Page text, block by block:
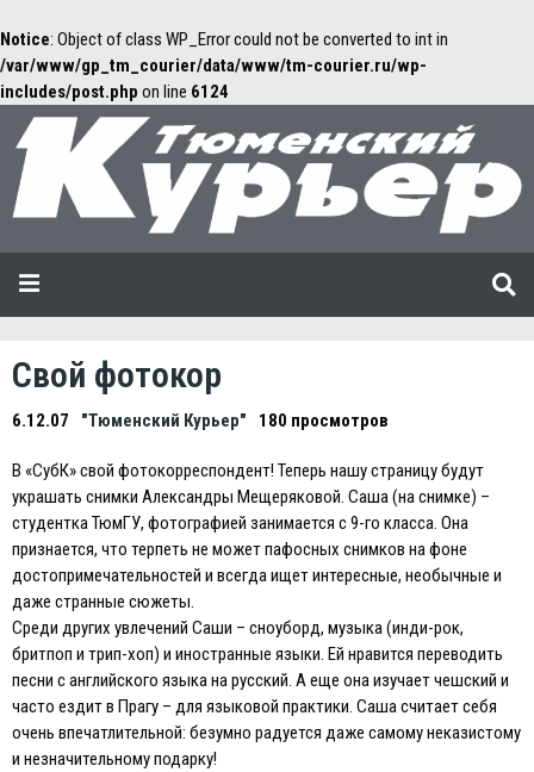
Notice: Object of class WP_Error could not be converted to int in
/var/www/gp_tm_courier/data/www/tm-courier.ru/wp-
includes/post.php on line 6124
Свой фотокор
6.12.07 "Тюменский Курьер" 180 просмотров
В «СубК» свой фотокорреспондент! Теперь нашу страницу будут
украшать снимки Александры Мещеряковой. Саша (на снимке) –
студентка ТюмГУ, фотографией занимается с 9-го класса. Она
признается, что терпеть не может пафосных снимков на фоне
достопримечательностей и всегда ищет интересные, необычные и
даже странные сюжеты.
Среди других увлечений Саши – сноуборд, музыка (инди-рок,
бритпоп и трип-хоп) и иностранные языки. Ей нравится переводить
песни с английского языка на русский. А еще она изучает чешский и
часто ездит в Прагу – для языковой практики. Саша считает себя
очень впечатлительной: безумно радуется даже самому неказистому
и незначительному подарку!